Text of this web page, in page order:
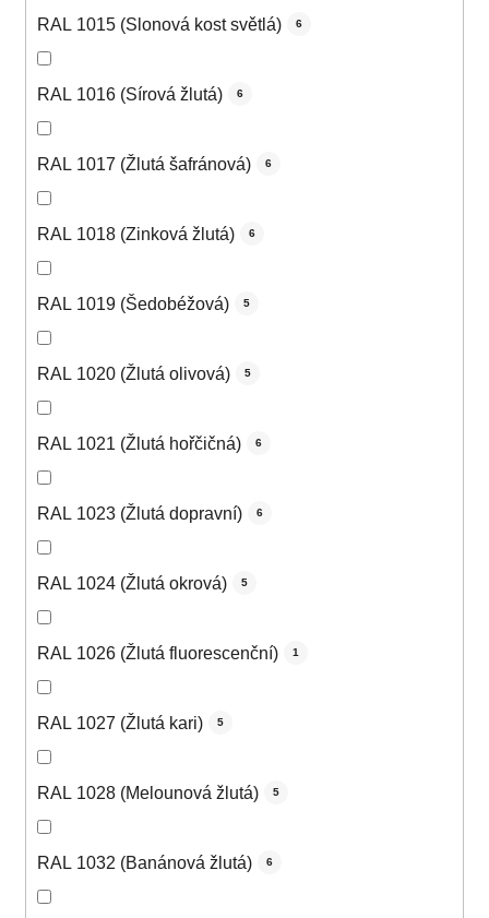
RAL 1015 (Slonová kost světlá) 6
RAL 1016 (Sírová žlutá) 6
RAL 1017 (Žlutá šafránová) 6
RAL 1018 (Zinková žlutá) 6
RAL 1019 (Šedobéžová) 5
RAL 1020 (Žlutá olivová) 5
RAL 1021 (Žlutá hořčičná) 6
RAL 1023 (Žlutá dopravní) 6
RAL 1024 (Žlutá okrová) 5
RAL 1026 (Žlutá fluorescenční) 1
RAL 1027 (Žlutá kari) 5
RAL 1028 (Melounová žlutá) 5
RAL 1032 (Banánová žlutá) 6